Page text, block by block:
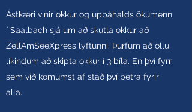
Ástkæri vinir okkur og uppáhalds ökumenn
í Saalbach sjá um að skutla okkur að
ZellAmSeeXpress lyftunni. Þurfum að öllu
líkindum að skipta okkur í 3 bíla. En því fyrr
sem við komumst af stað því betra fyrir
alla.